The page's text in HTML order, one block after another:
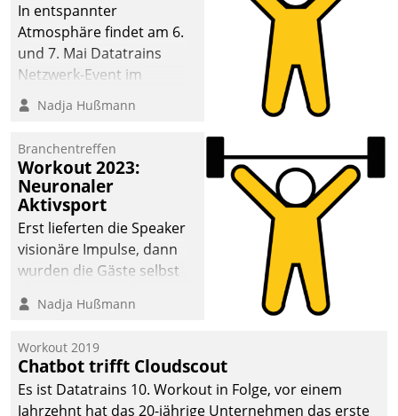
In entspannter
Atmosphäre findet am 6.
und 7. Mai Datatrains
Netzwerk-Event im
Kunden- und Partnerkreis
statt. Zentrale Frage: Wie
Mammutprojekte
meistern und Workloads
wuppen – bei zunehmend
anspruchsvollen
Aufgaben und
abnehmendem
Nadja Hußmann
Branchentreffen
Workout 2023:
Neuronaler
Aktivsport
Erst lieferten die Speaker
visionäre Impulse, dann
wurden die Gäste selbst
methodisch
Quartier. Dazwischen
zeigte Datatrain, was es
Neues zu bieten hat.
Nadja Hußmann
Workout 2019
Chatbot trifft Cloudscout
Es ist Datatrains 10. Workout in Folge, vor einem
Jahrzehnt hat das 20-jährige Unternehmen das erste